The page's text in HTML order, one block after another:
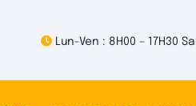
Lun-Ven : 8H00 – 17H30